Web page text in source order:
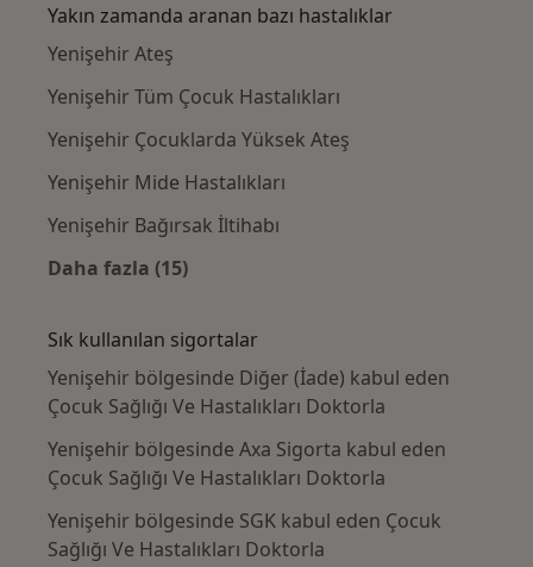
Yakın zamanda aranan bazı hastalıklar
Yenişehir Ateş
Yenişehir Tüm Çocuk Hastalıkları
Yenişehir Çocuklarda Yüksek Ateş
Yenişehir Mide Hastalıkları
Yenişehir Bağırsak İltihabı
Daha fazla (15)
Sık kullanılan sigortalar
Yenişehir bölgesinde Diğer (İade) kabul eden
Çocuk Sağlığı Ve Hastalıkları Doktorla
Yenişehir bölgesinde Axa Sigorta kabul eden
Çocuk Sağlığı Ve Hastalıkları Doktorla
Yenişehir bölgesinde SGK kabul eden Çocuk
Sağlığı Ve Hastalıkları Doktorla